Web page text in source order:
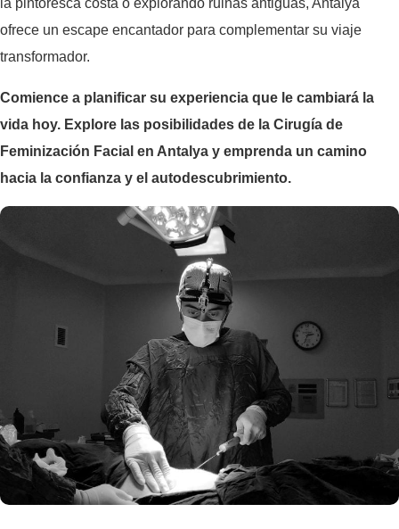
ofrece un escape encantador para complementar su viaje
transformador.
Comience a planificar su experiencia que le cambiará la
vida hoy. Explore las posibilidades de la Cirugía de
Feminización Facial en Antalya y emprenda un camino
hacia la confianza y el autodescubrimiento.